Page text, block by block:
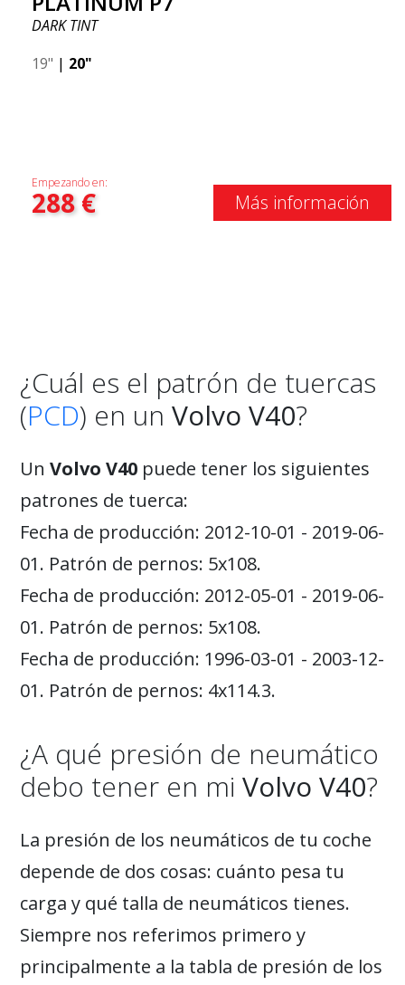
DARK TINT
19" | 20"
Empezando en:
288€ Más información
¿Cuál es el patrón de tuercas
(PCD) en un Volvo V40?
Un Volvo V40 puede tener los siguientes
patrones de tuerca:
Fecha de producción: 2012-10-01 - 2019-06-
01. Patrón de pernos: 5x108.
Fecha de producción: 2012-05-01 - 2019-06-
01. Patrón de pernos: 5x108.
Fecha de producción: 1996-03-01 - 2003-12-
01. Patrón de pernos: 4x114.3.
¿A qué presión de neumático
debo tener en mi Volvo V40?
La presión de los neumáticos de tu coche
depende de dos cosas: cuánto pesa tu
carga y qué talla de neumáticos tienes.
Siempre nos referimos primero y
principalmente a la tabla de presión de los